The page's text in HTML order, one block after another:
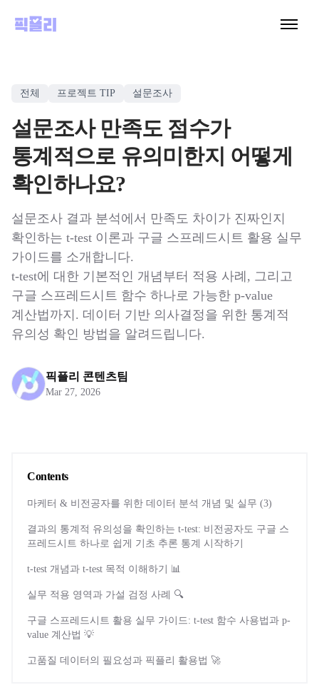
전체 프로젝트 TIP 설문조사
설문조사 만족도 점수가
통계적으로 유의미한지 어떻게
확인하나요?
설문조사 결과 분석에서 만족도 차이가 진짜인지
확인하는 t-test 이론과 구글 스프레드시트 활용 실무
가이드를 소개합니다.
t-test에 대한 기본적인 개념부터 적용 사례, 그리고
구글 스프레드시트 함수 하나로 가능한 p-value
계산법까지. 데이터 기반 의사결정을 위한 통계적
유의성 확인 방법을 알려드립니다.
픽플리 콘텐츠팀
Mar 27, 2026
Contents
마케터 & 비전공자를 위한 데이터 분석 개념 및 실무 (3)
결과의 통계적 유의성을 확인하는 t-test: 비전공자도 구글 스
프레드시트 하나로 쉽게 기초 추론 통계 시작하기
t-test 개념과 t-test 목적 이해하기 📊
실무 적용 영역과 가설 검정 사례 🔍
구글 스프레드시트 활용 실무 가이드: t-test 함수 사용법과 p-
value 계산법 💡
고품질 데이터의 필요성과 픽플리 활용법 🚀